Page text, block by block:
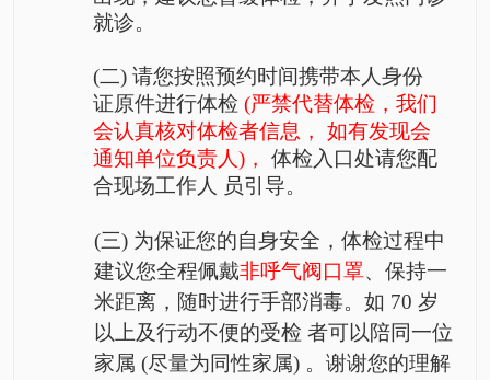
就诊。
(二) 请您按照预约时间携带本人身份
证原件进行体检 (严禁代替体检，我们
会认真核对体检者信息，
如有发现会
通知单位负责人)，
体检入口处请您配
合现场工作人 员引导。
(三) 为保证您的自身安全，体检过程中
建议您全程佩戴非呼气阀口罩、保持一
米距离，随时进行手部消毒。如 70 岁
以上及行动不便的受检 者可以陪同一位
家属 (尽量为同性家属) 。谢谢您的理解